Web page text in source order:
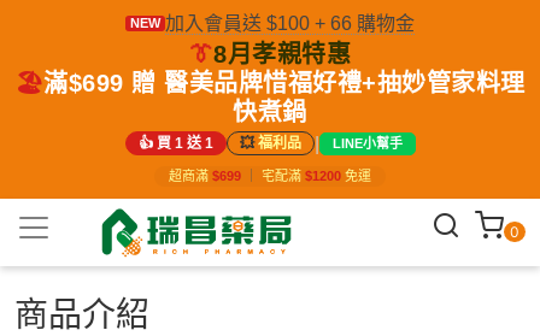
NEW 加入會員送 $100 + 66 購物金
👔8月孝親特惠
🏖️滿$699 贈 醫美品牌惜福好禮+抽妙管家料理
快煮鍋
👍 買 1 送 1 💥福利品 | LINE小幫手
超商滿 $699 宅配滿 $1200 免運
0
商品介紹